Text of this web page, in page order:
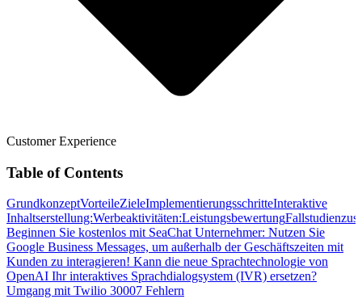
Customer Experience
Table of Contents
GrundkonzeptVorteileZieleImplementierungsschritteInteraktive
Inhaltserstellung:Werbeaktivitäten:Leistungsbewertung
Beginnen Sie kostenlos mit SeaChat Unternehmer: Nutzen Sie
Google Business Messages, um außerhalb der Geschäftszeiten mit
Kunden zu interagieren! Kann die neue Sprachtechnologie von
OpenAI Ihr interaktives Sprachdialogsystem (IVR) ersetzen?
Umgang mit Twilio 30007 Fehlern